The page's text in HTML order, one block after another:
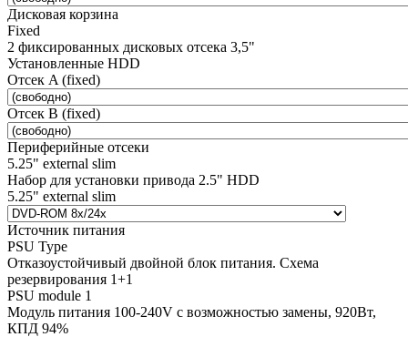
Дисковая корзина
Fixed
2 фиксированных дисковых отсека 3,5"
Установленные HDD
Отсек A (fixed)
Отсек B (fixed)
Периферийные отсеки
5.25" external slim
Набор для установки привода 2.5" HDD
5.25" external slim
Источник питания
PSU Type
Отказоустойчивый двойной блок питания. Схема
резервирования 1+1
PSU module 1
Модуль питания 100-240V с возможностью замены, 920Вт,
КПД 94%